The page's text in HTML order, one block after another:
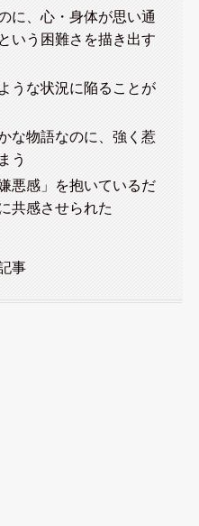
に、心・身体が思い通
いう困難さを描き出す
うな状況に陥ることが
な物語なのに、強く惹
う
悪感」を抱いているだ
共感させられた
事